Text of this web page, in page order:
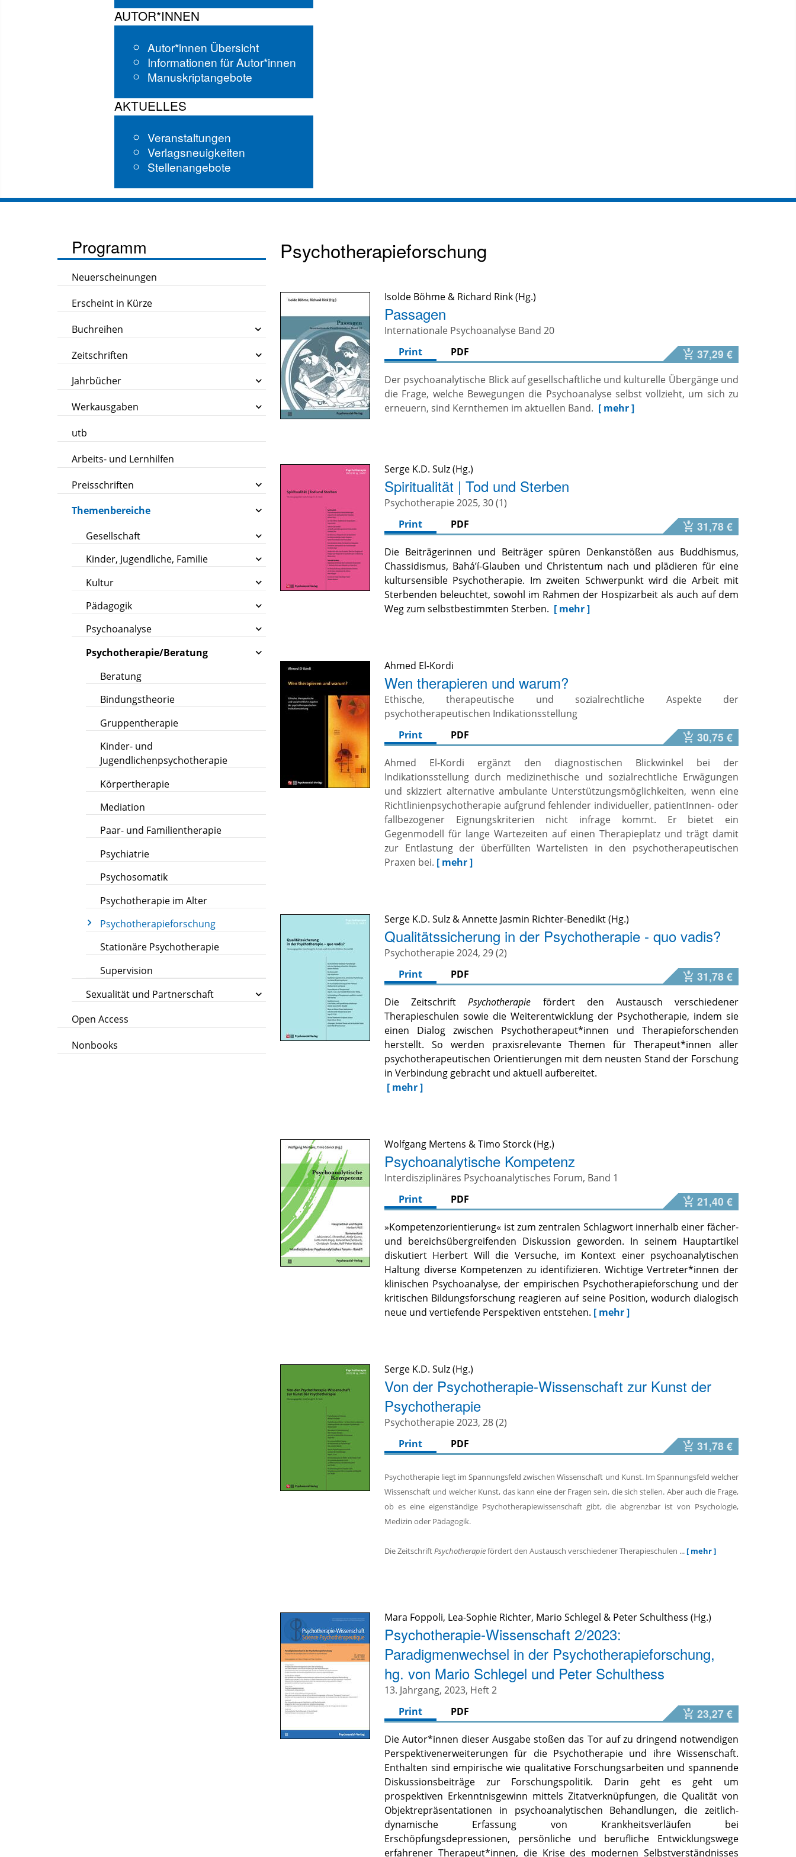
AUTOR*INNEN
Autor*innen Übersicht
Informationen für Autor*innen
Manuskriptangebote
AKTUELLES
Veranstaltungen
Verlagsneuigkeiten
Stellenangebote
Programm
Neuerscheinungen
Erscheint in Kürze
Buchreihen
Zeitschriften
Jahrbücher
Werkausgaben
utb
Arbeits- und Lernhilfen
Preisschriften
Themenbereiche
Gesellschaft
Kinder, Jugendliche, Familie
Kultur
Pädagogik
Psychoanalyse
Psychotherapie/Beratung
Beratung
Bindungstheorie
Gruppentherapie
Kinder- und
Jugendlichenpsychotherapie
Körpertherapie
Mediation
Paar- und Familientherapie
Psychiatrie
Psychosomatik
Psychotherapie im Alter
Psychotherapieforschung
Stationäre Psychotherapie
Supervision
Sexualität und Partnerschaft
Open Access
Nonbooks
Psychotherapieforschung
Isolde Böhme & Richard Rink
Passagen
Internationale Psychoanalyse Band 20
Print
PDF 37,29 €
Der psychoanalytische Blick auf gesellschaftliche und kulturelle Übergänge und
die Frage, welche Bewegungen die Psychoanalyse selbst vollzieht, um sich zu
erneuern, sind Kernthemen im aktuellen Band. [ mehr ]
Serge K.D. Sulz
Spiritualität | Tod und Sterben
Psychotherapie 2025, 30 (1)
Print
PDF 31,78 €
Die Beiträgerinnen und Beiträger spüren Denkanstößen aus Buddhismus,
Chassidismus, Bahá’í-Glauben und Christentum nach und plädieren für eine
kultursensible Psychotherapie. Im zweiten Schwerpunkt wird die Arbeit mit
Sterbenden beleuchtet, sowohl im Rahmen der Hospizarbeit als auch auf dem
Weg zum selbstbestimmten Sterben. [ mehr ]
Ahmed El-Kordi
Wen therapieren und warum?
Ethische, therapeutische und sozialrechtliche Aspekte der
psychotherapeutischen Indikationsstellung
Print
PDF 30,75 €
Ahmed El-Kordi ergänzt den diagnostischen Blickwinkel bei der
Indikationsstellung durch medizinethische und sozialrechtliche Erwägungen
und skizziert alternative ambulante Unterstützungsmöglichkeiten, wenn eine
Richtlinienpsychotherapie aufgrund fehlender individueller, patientInnen- oder
fallbezogener Eignungskriterien nicht infrage kommt. Er bietet ein
Gegenmodell für lange Wartezeiten auf einen Therapieplatz und trägt damit
zur Entlastung der überfüllten Wartelisten in den psychotherapeutischen
Praxen bei. [ mehr ]
Serge K.D. Sulz &Annette Jasmin Richter-Benedikt
Qualitätssicherung in der Psychotherapie - quo vadis?
Psychotherapie 2024, 29 (2)
Print
PDF 31,78 €
Die ZeitschriftPsychotherapie fördert den Austausch verschiedener
Therapieschulen sowie die Weiterentwicklung der Psychotherapie, indem sie
einen Dialog zwischen Psychotherapeut*innen und Therapieforschenden
herstellt. So werden praxisrelevante Themen für Therapeut*innen aller
psychotherapeutischen Orientierungen mit dem neusten Stand der Forschung
in Verbindung gebracht und aktuell aufbereitet.
[ mehr ]
Wolfgang Mertens &Timo Storck
Psychoanalytische Kompetenz
Interdisziplinäres Psychoanalytisches Forum, Band 1
Print
PDF 21,40 €
»Kompetenzorientierung« ist zum zentralen Schlagwort innerhalb einer fächer-
und bereichsübergreifenden Diskussion geworden. In seinem Hauptartikel
diskutiert Herbert Will die Versuche, im Kontext einer psychoanalytischen
Haltung diverse Kompetenzen zu identifizieren. Wichtige Vertreter*innen der
klinischen Psychoanalyse, der empirischen Psychotherapieforschung und der
kritischen Bildungsforschung reagieren auf seine Position, wodurch dialogisch
neue und vertiefende Perspektiven entstehen. [ mehr ]
Serge K.D. Sulz
Von der Psychotherapie-Wissenschaft zur Kunst der
Psychotherapie
Psychotherapie 2023, 28 (2)
Print
PDF 31,78 €
Psychotherapie liegt im Spannungsfeld zwischen Wissenschaft und Kunst. Im Spannungsfeld welcher
Wissenschaft und welcher Kunst, das kann eine der Fragen sein, die sich stellen. Aber auch die Frage,
ob es eine eigenständige Psychotherapiewissenschaft gibt, die abgrenzbar ist von Psychologie,
Medizin oder Pädagogik.
Die ZeitschriftPsychotherapiefördert den Austausch verschiedener Therapieschulen ...[ mehr ]
Mara Foppoli, Lea-Sophie Richter, Mario Schlegel & Peter Schulthess
Psychotherapie-Wissenschaft 2/2023:
Paradigmenwechsel in der Psychotherapieforschung,
hg. von Mario Schlegel und Peter Schulthess
13. Jahrgang, 2023, Heft 2
Print
PDF 23,27 €
Die Autor*innen dieser Ausgabe stoßen das Tor auf zu dringend notwendigen
Perspektivenerweiterungen für die Psychotherapie und ihre Wissenschaft.
Enthalten sind empirische wie qualitative Forschungsarbeiten und spannende
Diskussionsbeiträge zur Forschungspolitik. Darin geht es geht um
prospektiven Erkenntnisgewinn mittels Zitatverknüpfungen, die Qualität von
Objektrepräsentationen in psychoanalytischen Behandlungen, die zeitlich-
dynamische Erfassung von Krankheitsverläufen bei
Erschöpfungsdepressionen, persönliche und berufliche Entwicklungswege
erfahrener Therapeut*innen, die Krise des modernen Selbstverständnisses